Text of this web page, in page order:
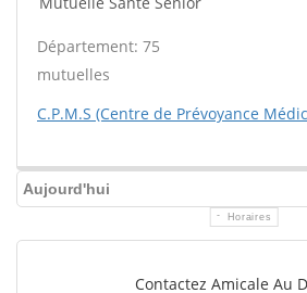
Département: 75
mutuelles
C.P.M.S (Centre de Prévoyance
Aujourd'hui
Horaires
Contactez Amicale Au